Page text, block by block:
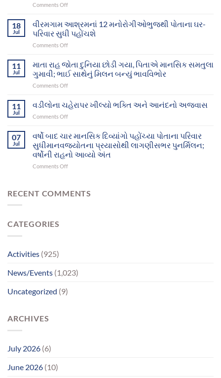
Comments Offon
સફળ
પ્રયાસોથી
ગુમ
થયેલા
માનસિક
દિવ્યાંગો
સુધી
18
Jul
વીરમગામ આશ્રમનાં 12 મનોરોગીઓભુજથી પોતાના ઘર-
પરિવાર સુધી પહોંચશે
Comments Offon
આશ્રમનાં
12
મનોરોગીઓભુજથી
પોતાના
પરિવાર
સુધી
11
Jul
માતા રાહ જોતા દુનિયા છોડી ગયા, પિતાએ માનસિક સમતુલા
ગુમાવી; ભાઈ સાથેનું મિલન બન્યું ભાવવિભોર
Comments Offon
રાહ
જોતા
દુનિયા
ગયા,
પિતાએ
માનસિક
મિલન
11
Jul
વડીલોના ચહેરાપર ખીલ્યો ભક્તિ અને આનંદનો અજવાસ
Comments Offon
ચહેરાપર
ખીલ્યો
ભક્તિ
અને
આનંદનો
07
Jul
વર્ષો બાદ ચાર માનસિક દિવ્યાંગો પહોંચ્યા પોતાના પરિવાર
સુધીમાનવજ્યોતના પ્રયાસોથી લાગણીસભર પુનર્મિલન;
વર્ષોની રાહનો આવ્યો અંત
Comments Offon
ચાર
વર્ષોની
RECENT COMMENTS
CATEGORIES
Activities (925)
News/Events (1,023)
Uncategorized (9)
ARCHIVES
July 2026 (6)
June 2026 (10)